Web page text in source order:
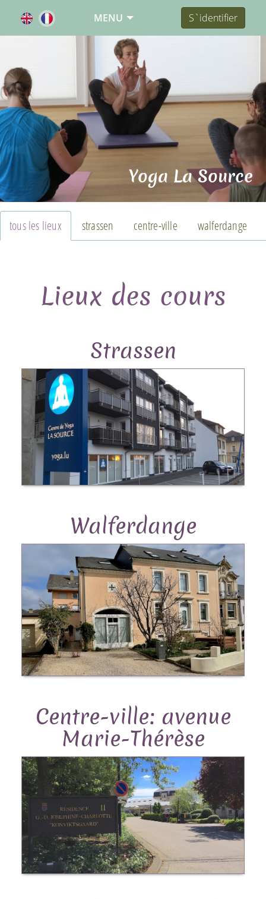
MENU S`identifier
Yoga La Source
tous les lieux strassen centre-ville walferdange
Lieux des cours
Strassen
Walferdange
Centre-ville: avenue
Marie-Thérèse